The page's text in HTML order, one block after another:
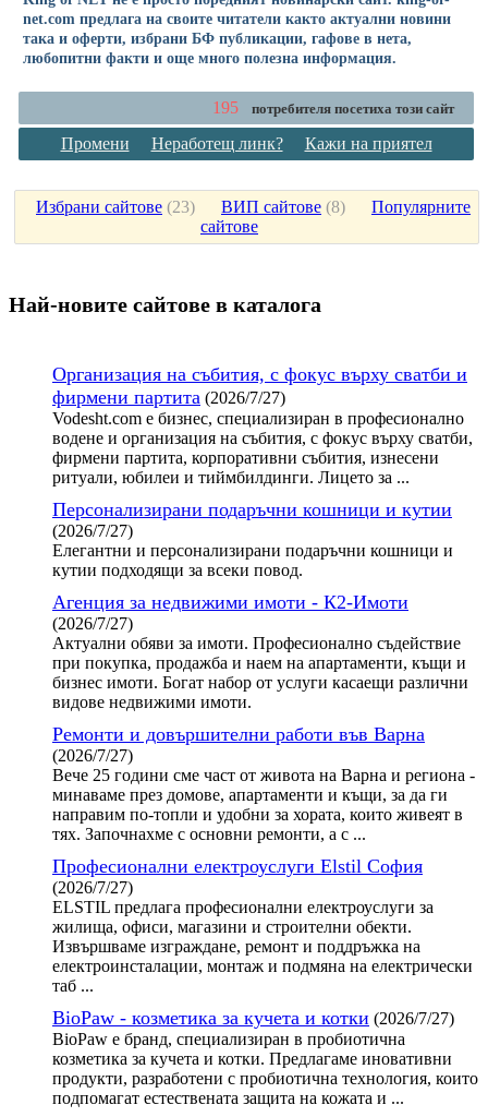
net.com предлага на своите читатели както актуални новини
така и оферти, избрани БФ публикации, гафове в нета,
любопитни факти и още много полезна информация.
195 потребителя посетиха този сайт
Промени Неработещ линк? Кажи на приятел
Избрани сайтове (23) ВИП сайтове (8) Популярните
сайтове
Най-новите сайтoве в каталога
Организация на събития, с фокус върху сватби и
фирмени партита (2026/7/27)
Vodesht.com е бизнес, специализиран в професионално
водене и организация на събития, с фокус върху сватби,
фирмени партита, корпоративни събития, изнесени
ритуали, юбилеи и тиймбилдинги. Лицето за ...
Персонализирани подаръчни кошници и кутии
(2026/7/27)
Елегантни и персонализирани подаръчни кошници и
кутии подходящи за всеки повод.
Агенция за недвижими имоти - К2-Имоти
(2026/7/27)
Актуални обяви за имоти. Професионално съдействие
при покупка, продажба и наем на апартаменти, къщи и
бизнес имоти. Богат набор от услуги касаещи различни
видове недвижими имоти.
Ремонти и довършителни работи във Варна
(2026/7/27)
Вече 25 години сме част от живота на Варна и региона -
минаваме през домове, апартаменти и къщи, за да ги
направим по-топли и удобни за хората, които живеят в
тях. Започнахме с основни ремонти, а с ...
Професионални електроуслуги Elstil София
(2026/7/27)
ELSTIL предлага професионални електроуслуги за
жилища, офиси, магазини и строителни обекти.
Извършваме изграждане, ремонт и поддръжка на
електроинсталации, монтаж и подмяна на електрически
таб ...
BioPaw - козметика за кучета и котки (2026/7/27)
BioPaw е бранд, специализиран в пробиотична
козметика за кучета и котки. Предлагаме иновативни
продукти, разработени с пробиотична технология, които
подпомагат естествената защита на кожата и ...